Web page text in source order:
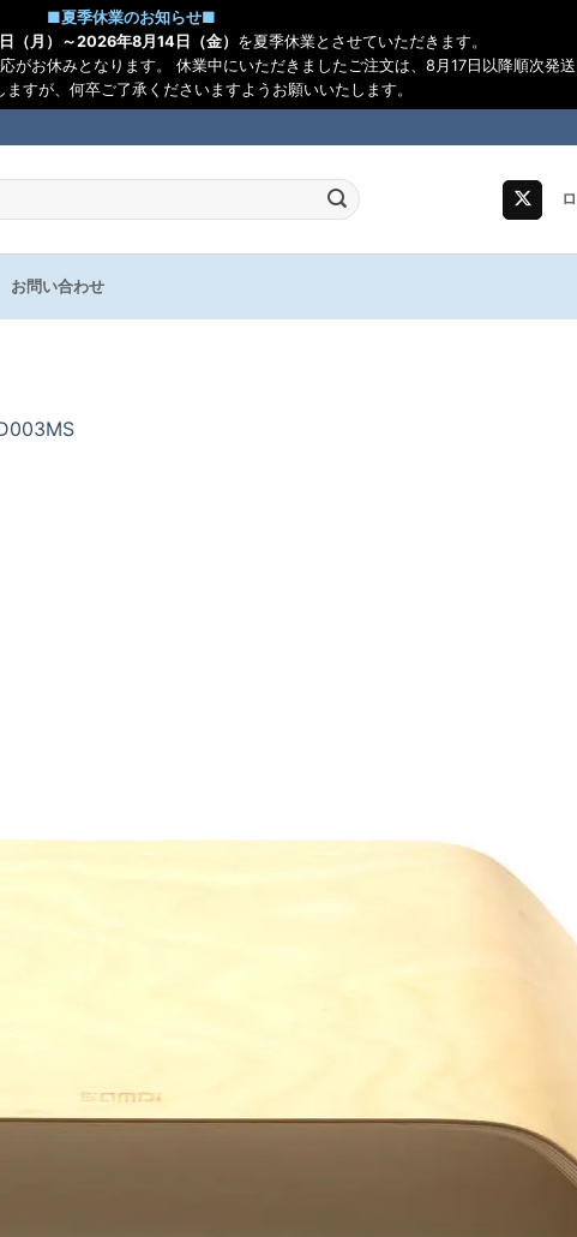
■夏季休業のお知らせ■
（月）～2026年8月14日（金） を夏季休業とさせていただきます。
お休みとなります。 休業中にいただきましたご注文は、8月17日以降順次発送
すが、何卒ご了承くださいますようお願いいたします。
お問い合わせ